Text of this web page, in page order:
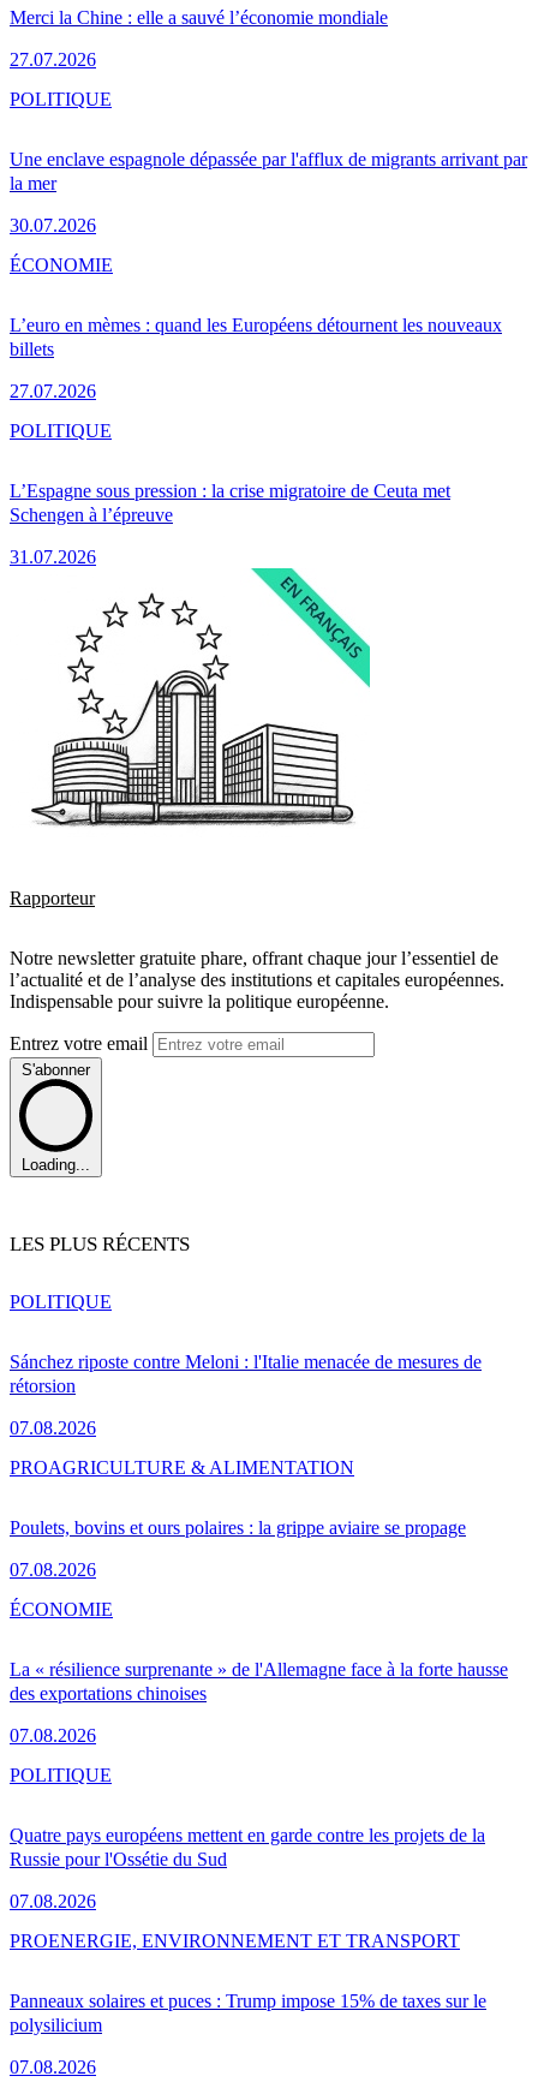
Merci la Chine : elle a sauvé l’économie mondiale
27.07.2026
Une enclave espagnole dépassée par l'afflux de migrants arrivant par
la mer
30.07.2026
POLITIQUE
L’euro en mèmes : quand les Européens détournent les nouveaux
billets
27.07.2026
ÉCONOMIE
L’Espagne sous pression : la crise migratoire de Ceuta met
Schengen à l’épreuve
31.07.2026
POLITIQUE
Rapporteur
Notre newsletter gratuite phare, offrant chaque jour l’essentiel de
l’actualité et de l’analyse des institutions et capitales européennes.
Indispensable pour suivre la politique européenne.
Entrez votre email
S'abonner
Loading...
LES PLUS RÉCENTS
Sánchez riposte contre Meloni : l'Italie menacée de mesures de
rétorsion
07.08.2026
POLITIQUE
Poulets, bovins et ours polaires : la grippe aviaire se propage
07.08.2026
PROAGRICULTURE & ALIMENTATION
La « résilience surprenante » de l'Allemagne face à la forte hausse
des exportations chinoises
07.08.2026
ÉCONOMIE
Quatre pays européens mettent en garde contre les projets de la
Russie pour l'Ossétie du Sud
07.08.2026
POLITIQUE
Panneaux solaires et puces : Trump impose 15% de taxes sur le
polysilicium
07.08.2026
PROENERGIE, ENVIRONNEMENT ET TRANSPORT